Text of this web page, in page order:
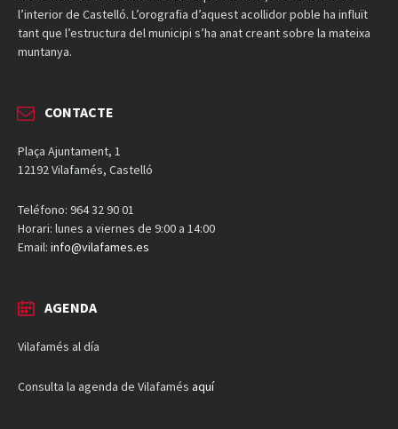
l’interior de Castelló. L’orografia d’aquest acollidor poble ha influït
tant que l’estructura del municipi s’ha anat creant sobre la mateixa
muntanya.
CONTACTE
Plaça Ajuntament, 1
12192 Vilafamés, Castelló
Teléfono: 964 32 90 01
Horari: lunes a viernes de 9:00 a 14:00
Email: info@vilafames.es
AGENDA
Vilafamés al día
Consulta la agenda de Vilafamés aquí